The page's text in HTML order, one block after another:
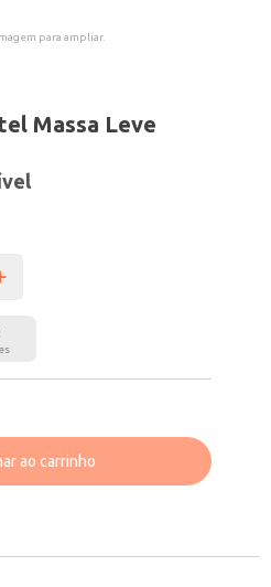
para ampliar.
Massa Leve
ao carrinho